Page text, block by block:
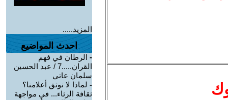
المزيد.....
احدث المواضيع
- الرطان في فهم
القران.....7 / عبد الحسين
سلمان عاتي
- لماذا لا نوثق أعلامنا؟
ثقافة الرثاء... في مواجهة